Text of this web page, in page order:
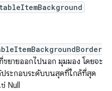
ขยายออกไปนอก มุมมอง โดยจะ
ระกอบระดับบนสุดที่ใกล้ที่สุด
Null